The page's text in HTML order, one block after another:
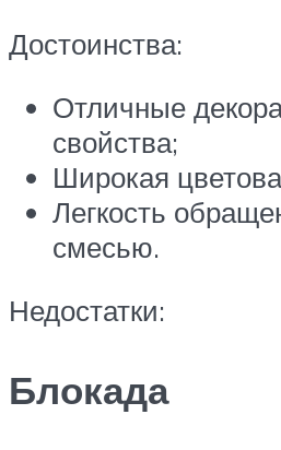
Достоинства:
Отличные
свойства;
Широкая
Легкость
смесью.
Недостатки:
Блокада